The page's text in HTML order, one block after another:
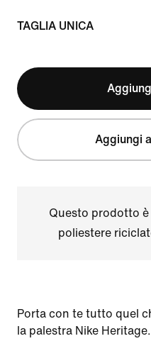
TAGLIA UNICA
Aggiungi
Questo prodotto
poliestere
Porta con te tutto quel
la palestra Nike